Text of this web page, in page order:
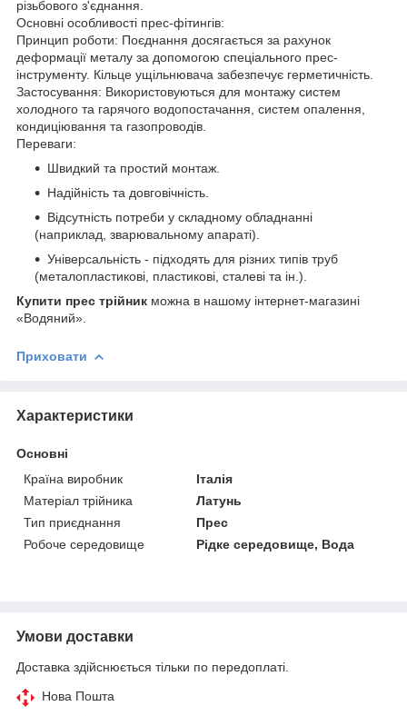
різьбового з'єднання.
Основні особливості прес-фітингів:
Принцип роботи: Поєднання досягається за рахунок
деформації металу за допомогою спеціального прес-
інструменту. Кільце ущільнювача забезпечує герметичність.
Застосування: Використовуються для монтажу систем
холодного та гарячого водопостачання, систем опалення,
кондиціювання та газопроводів.
Переваги:
Швидкий та простий монтаж.
Надійність та довговічність.
Відсутність потреби у складному обладнанні
(наприклад, зварювальному апараті).
Універсальність - підходять для різних типів труб
(металопластикові, пластикові, сталеві та ін.).
Купити прес трійник можна в нашому інтернет-магазині
«Водяний».
Приховати
Характеристики
Основні
Країна виробник
Італія
Матеріал трійника
Латунь
Тип приєднання
Прес
Робоче середовище
Рідке середовище, Вода
Умови доставки
Доставка здійснюється тільки по передоплаті.
Нова Пошта